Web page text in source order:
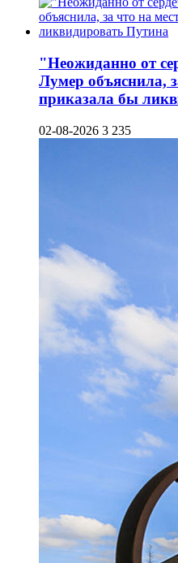
"Неожиданно от
Лумер объяснила,
приказала бы
02-08-2026 3 235